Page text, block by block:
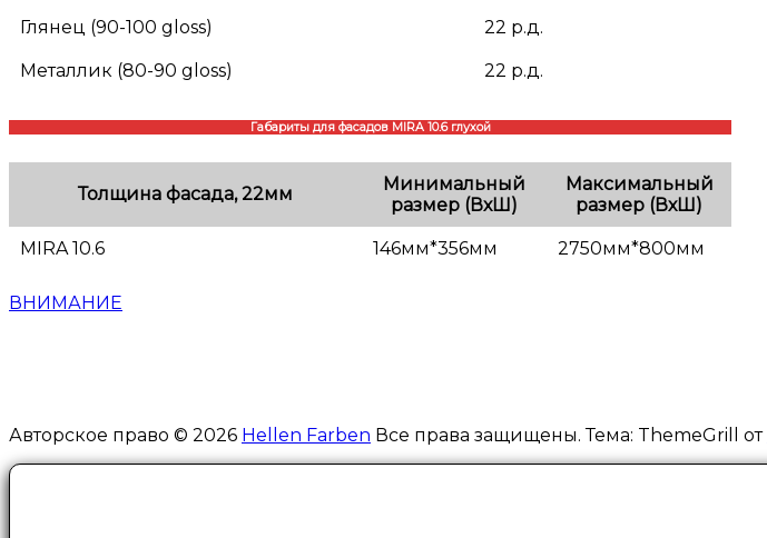
Глянец (90-100 gloss) 22 р.д.
Металлик (80-90 gloss) 22 р.д.
Габариты для фасадов MIRA 10.6 глухой
Толщина фасада, 22мм
Минимальный
размер (ВхШ)
Максимальный
размер (ВхШ)
MIRA 10.6 146мм*356мм 2750мм*800мм
ВНИМАНИЕ
Авторское право © 2026 Hellen Farben Все права защищены. Тема: ThemeGrill от